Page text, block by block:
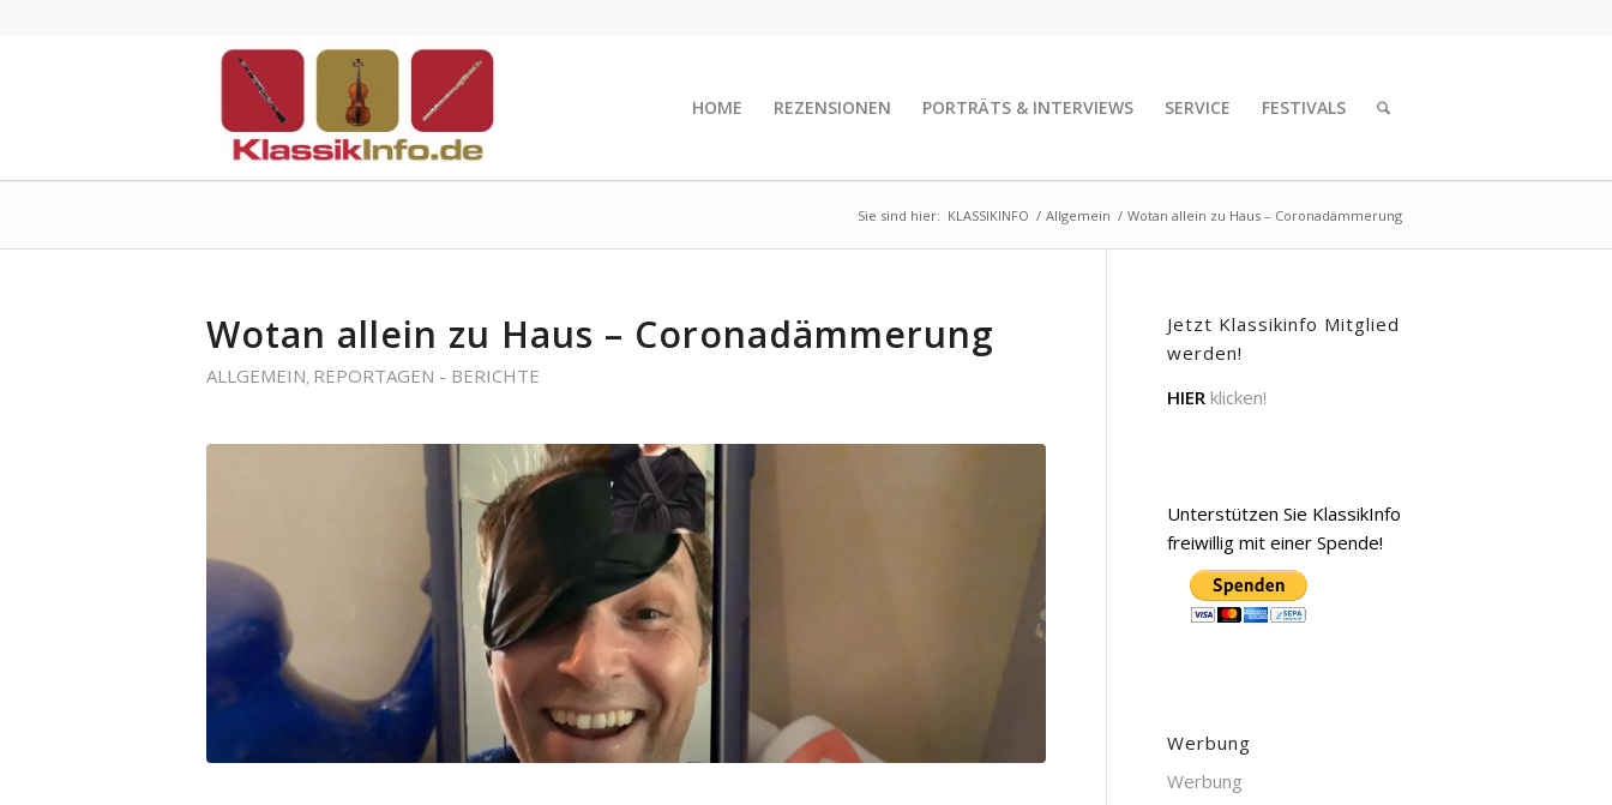
HOME REZENSIONEN PORTRÄTS & INTERVIEWS SERVICE FESTIVALS
Sie sind hier: KLASSIKINFO / Allgemein / Wotan allein zu Haus – Coronadämmerung
Wotan allein zu Haus – Coronadämmerung
ALLGEMEIN, REPORTAGEN - BERICHTE
Jetzt Klassikinfo Mitglied
werden!
HIER klicken!
Unterstützen Sie KlassikInfo
freiwillig mit einer Spende!
Werbung
Werbung